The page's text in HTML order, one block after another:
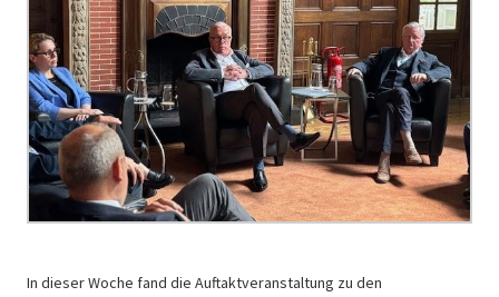
In dieser Woche fand die Auftaktveranstaltung zu den